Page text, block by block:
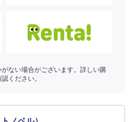
ない場合がございます。詳しい購
ください。